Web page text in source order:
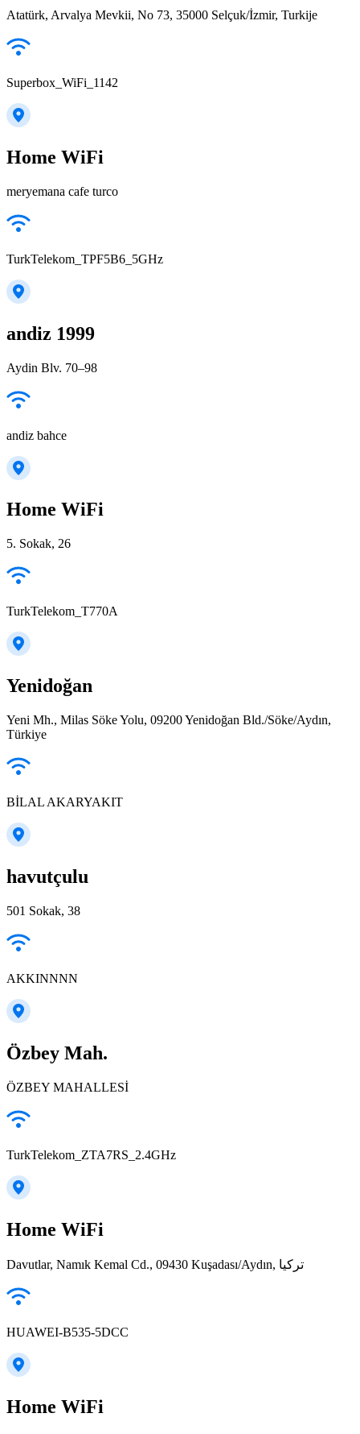
Atatürk, Arvalya Mevkii, No 73, 35000 Selçuk/İzmir, Turkije
Superbox_WiFi_1142
Home WiFi
meryemana cafe turco
TurkTelekom_TPF5B6_5GHz
andiz 1999
Aydin Blv. 70–98
andiz bahce
Home WiFi
5. Sokak, 26
TurkTelekom_T770A
Yenidoğan
Yeni Mh., Milas Söke Yolu, 09200 Yenidoğan Bld./Söke/Aydın,
Türkiye
BİLAL AKARYAKIT
havutçulu
501 Sokak, 38
AKKINNNN
Özbey Mah.
ÖZBEY MAHALLESİ
TurkTelekom_ZTA7RS_2.4GHz
Home WiFi
Davutlar, Namık Kemal Cd., 09430 Kuşadası/Aydın, تركيا
HUAWEI-B535-5DCC
Home WiFi